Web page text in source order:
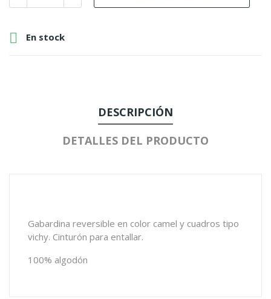
 En stock
DESCRIPCIÓN
DETALLES DEL PRODUCTO
Gabardina reversible en color camel y cuadros tipo
vichy. Cinturón para entallar.
100% algodón